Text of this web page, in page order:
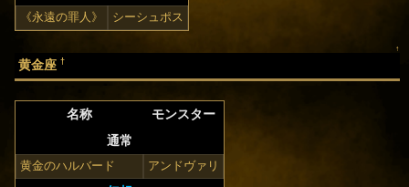
《永遠の罪人》 シーシュポス
↑
黄金座 †
名称
モンスター
通常
黄金のハルバード アンドヴァリ